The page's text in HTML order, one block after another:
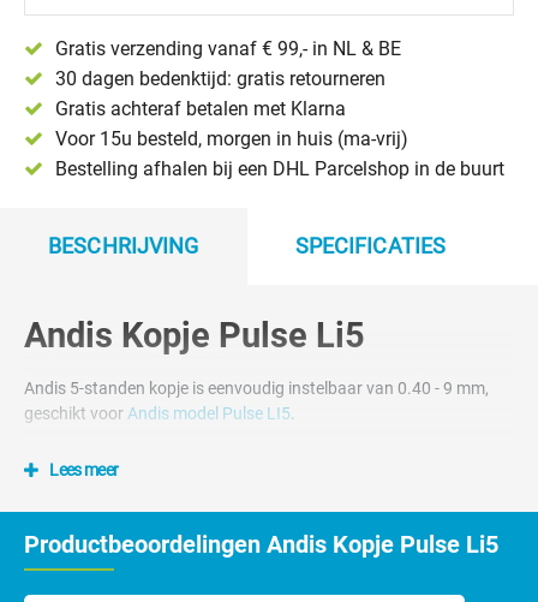
Gratis verzending vanaf € 99,- in NL & BE
30 dagen bedenktijd: gratis retourneren
Gratis achteraf betalen met Klarna
Voor 15u besteld, morgen in huis (ma-vrij)
Bestelling afhalen bij een DHL Parcelshop in de buurt
BESCHRIJVING SPECIFICATIES
Andis Kopje Pulse Li5
Andis 5-standen kopje is eenvoudig instelbaar van 0.40 - 9 mm,
geschikt voor Andis model Pulse LI5
Lees meer
Productbeoordelingen Andis Kopje Pulse Li5